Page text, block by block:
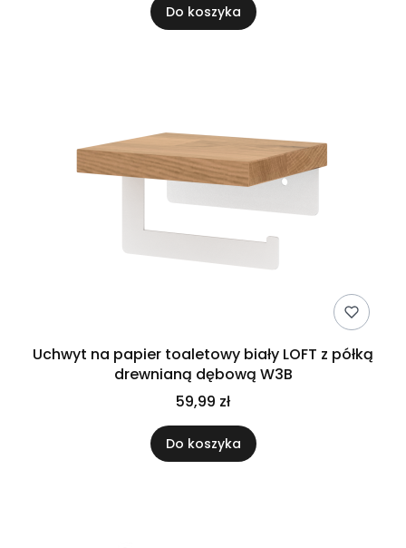
Do koszyka
Uchwyt na papier toaletowy biały LOFT z półką
drewnianą dębową W3B
59,99 zł
Do koszyka